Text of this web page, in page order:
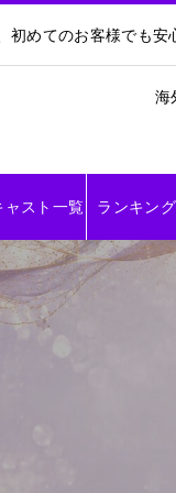
めてのお客様でも
海
ャスト一覧 ランキング